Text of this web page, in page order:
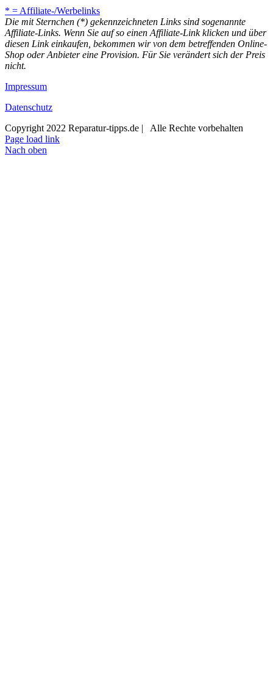
* = Affiliate-/Werbelinks
Die mit Sternchen (*) gekennzeichneten Links sind sogenannte
Affiliate-Links. Wenn Sie auf so einen Affiliate-Link klicken und über
diesen Link einkaufen, bekommen wir von dem betreffenden Online-
Shop oder Anbieter eine Provision. Für Sie verändert sich der Preis
nicht.
Impressum
Datenschutz
Copyright 2022 Reparatur-tipps.de | Alle Rechte vorbehalten
Page load link
Nach oben